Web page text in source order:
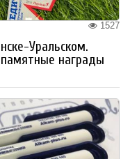
1527
Уральском.
награды